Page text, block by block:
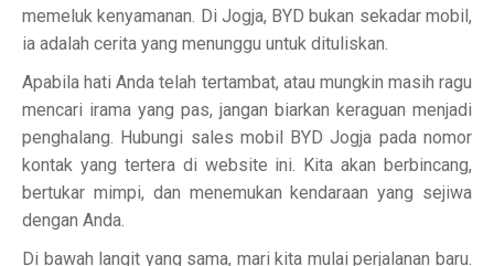
memeluk kenyamanan. Di Jogja, BYD bukan sekadar mobil,
ia adalah cerita yang menunggu untuk dituliskan.
Apabila hati Anda telah tertambat, atau mungkin masih ragu
mencari irama yang pas, jangan biarkan keraguan menjadi
penghalang. Hubungi sales mobil BYD Jogja pada nomor
kontak yang tertera di website ini. Kita akan berbincang,
bertukar mimpi, dan menemukan kendaraan yang sejiwa
dengan Anda.
Di bawah langit yang sama, mari kita mulai perjalanan baru.